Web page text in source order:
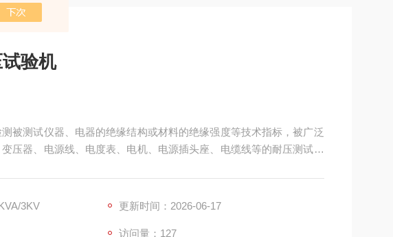
验机
被测试仪器、电器的绝缘结构或材料的绝缘强度等技术指标，被广泛
压器、电源线、电度表、电机、电源插头座、电缆线等的耐压测试，
3KV
更新时间：2026-06-17
访问量：127